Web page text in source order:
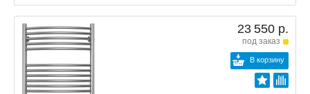
23 550 р.
под заказ
В корзину